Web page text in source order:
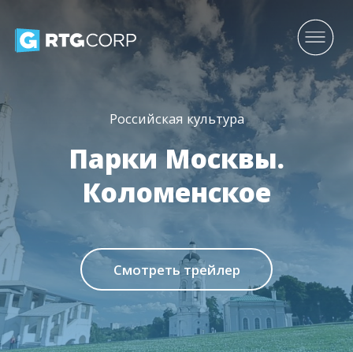
Российская культура
Парки Москвы.
Коломенское
Смотреть трейлер